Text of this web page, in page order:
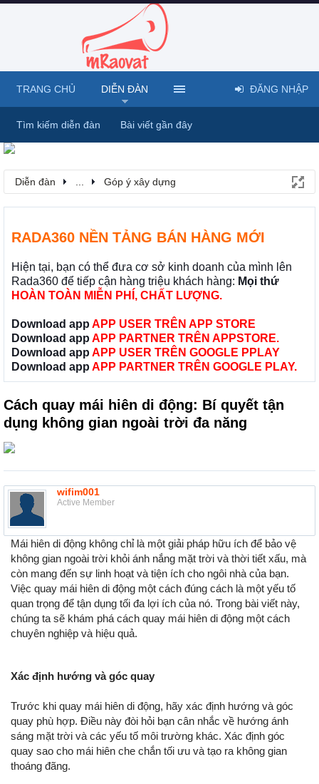
Diễn đàn Góp ý xây dựng
RADA360 NỀN TẢNG BÁN HÀNG MỚI
Hiện tại, bạn có thể đưa cơ sở kinh doanh của mình lên
Rada360 để tiếp cận hàng triệu khách hàng: Mọi thứ
HOÀN TOÀN MIỄN PHÍ, CHẤT LƯỢNG.
Download app APP USER TRÊN APP STORE
Download app APP PARTNER TRÊN APPSTORE.
Download app APP USER TRÊN GOOGLE PPLAY
Download app APP PARTNER TRÊN GOOGLE PLAY.
Cách quay mái hiên di động: Bí quyết tận
dụng không gian ngoài trời đa năng
wifim001
Active Member
Mái hiên di động không chỉ là một giải pháp hữu ích để bảo vệ
không gian ngoài trời khỏi ánh nắng mặt trời và thời tiết xấu, mà
còn mang đến sự linh hoạt và tiện ích cho ngôi nhà của bạn.
Việc quay mái hiên di động một cách đúng cách là một yếu tố
quan trọng để tận dụng tối đa lợi ích của nó. Trong bài viết này,
chúng ta sẽ khám phá cách quay mái hiên di động một cách
chuyên nghiệp và hiệu quả.
Xác định hướng và góc quay
Trước khi quay mái hiên di động, hãy xác định hướng và góc
quay phù hợp. Điều này đòi hỏi bạn cân nhắc về hướng ánh
sáng mặt trời và các yếu tố môi trường khác. Xác định góc
quay sao cho mái hiên che chắn tối ưu và tạo ra không gian
thoáng đãng.
TRANG CHỦ DIỄN ĐÀN
Tìm kiếm diễn đàn Bài viết gần đây
ĐĂNG NHẬP